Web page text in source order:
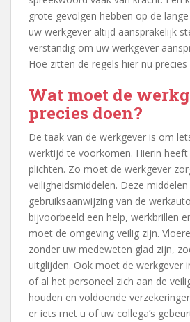
grote gevolgen hebben op de
uw werkgever altijd aansprakelijk
verstandig om uw werkgever
Hoe zitten de regels hier nu precies
Wat moet de
precies doen?
De taak van de werkgever is om
werktijd te voorkomen. Hierin
plichten. Zo moet de werkgever
veiligheidsmiddelen. Deze
gebruiksaanwijzing van de
bijvoorbeeld een help, werkbrillen
moet de omgeving veilig zijn.
zonder uw medeweten glad zijn,
uitglijden. Ook moet de werkgever
of al het personeel zich aan de
houden en voldoende
er iets met u of uw collega’s